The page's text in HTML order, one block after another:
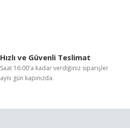
Hızlı ve Güvenli Teslimat
Saat 16:00'a kadar verdiğiniz siparişler
aynı gün kapınızda.